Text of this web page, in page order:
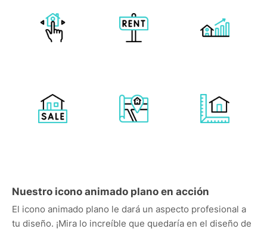
Nuestro icono animado plano en acción
El icono animado plano le dará un aspecto profesional a
tu diseño. ¡Mira lo increíble que quedaría en el diseño de